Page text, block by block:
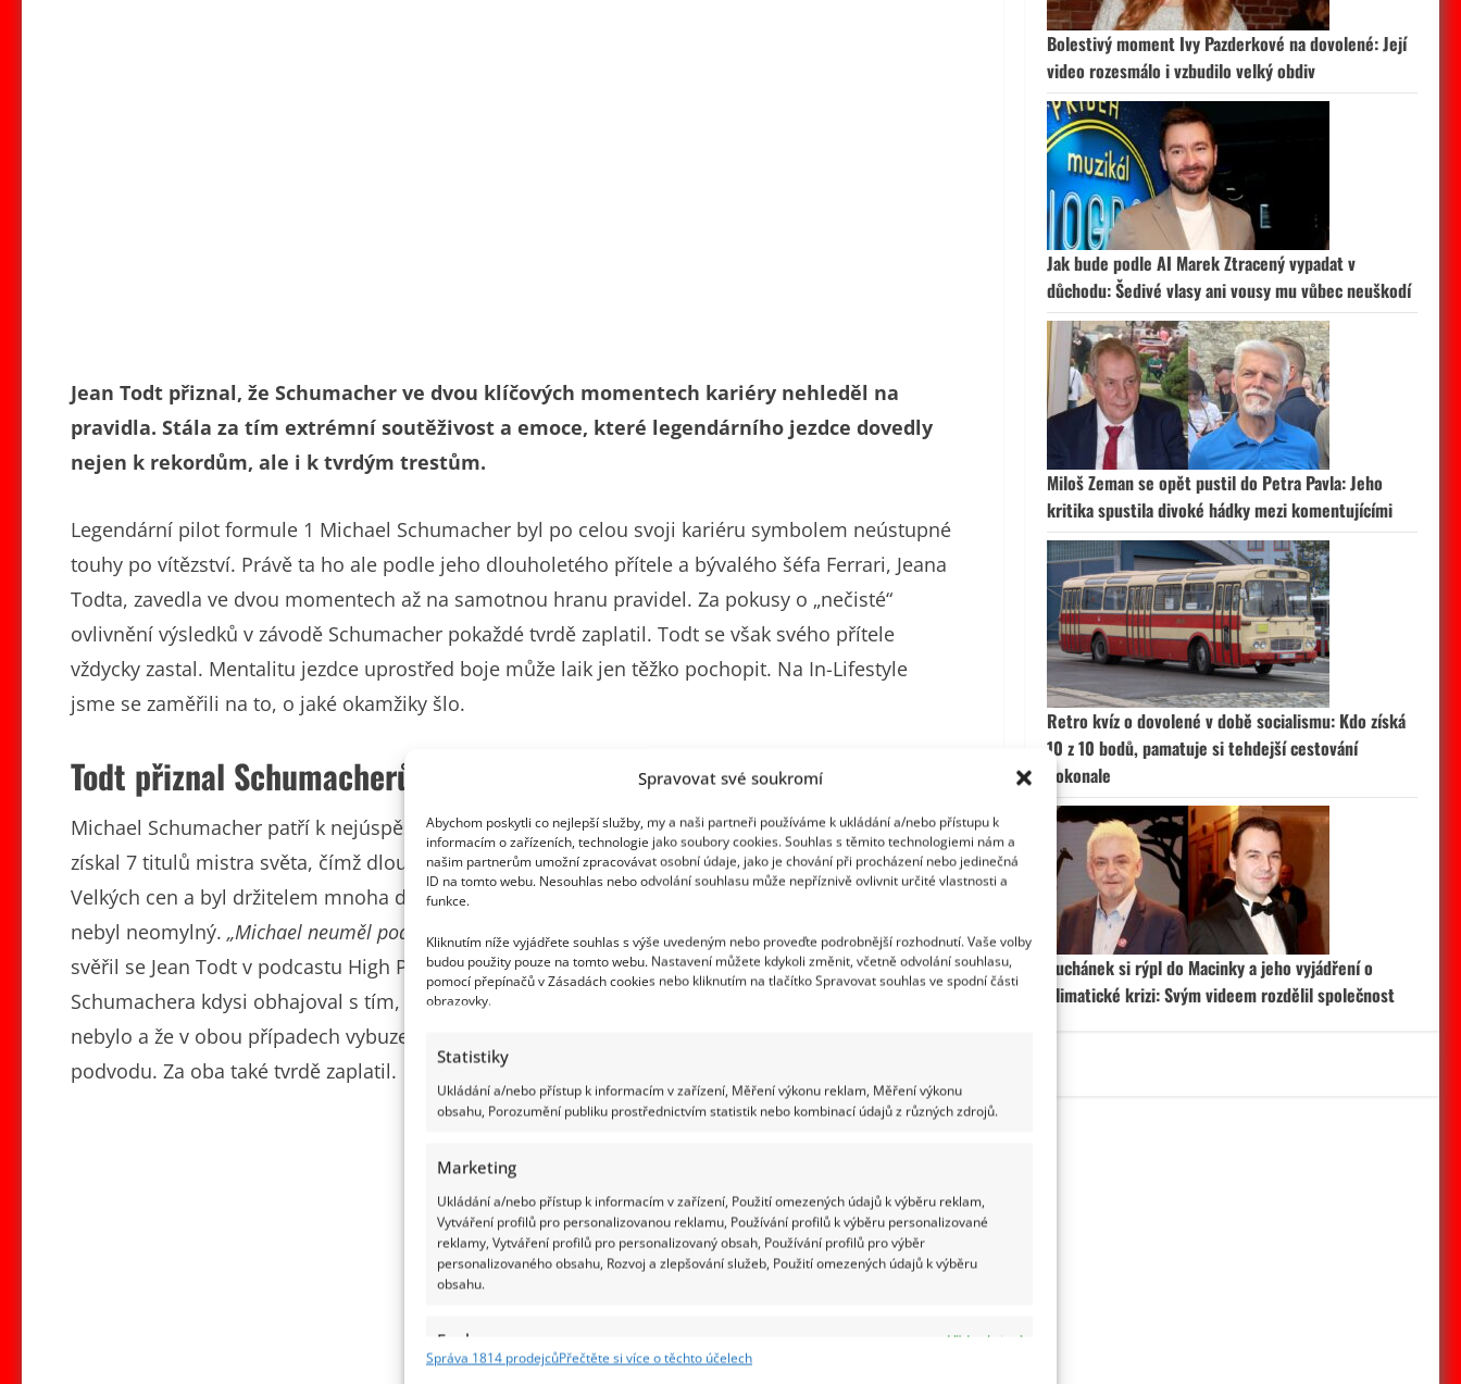
Spravovat své soukromí
Abychom poskytli co nejlepší služby, my a naši partneři používáme k ukládání a/nebo přístupu k
informacím o zařízeních, technologie jako soubory cookies. Souhlas s těmito technologiemi nám a
našim partnerům umožní zpracovávat osobní údaje, jako je chování při procházení nebo jedinečná
ID na tomto webu. Nesouhlas nebo odvolání souhlasu může nepříznivě ovlivnit určité vlastnosti a
funkce.
Kliknutím níže vyjádřete souhlas s výše uvedeným nebo proveďte podrobnější rozhodnutí. Vaše volby
budou použity pouze na tomto webu. Nastavení můžete kdykoli změnit, včetně odvolání souhlasu,
pomocí přepínačů v Zásadách cookies nebo kliknutím na tlačítko Spravovat souhlas ve spodní části
obrazovky.
Statistiky
Ukládání a/nebo přístup k informacím v zařízení, Měření výkonu reklam, Měření výkonu
obsahu, Porozumění publiku prostřednictvím statistik nebo kombinací údajů z různých zdrojů.
Marketing
Ukládání a/nebo přístup k informacím v zařízení, Použití omezených údajů k výběru reklam,
Vytváření profilů pro personalizovanou reklamu, Používání profilů k výběru personalizované
reklamy, Vytváření profilů pro personalizovaný obsah, Používání profilů pro výběr
personalizovaného obsahu, Rozvoj a zlepšování služeb, Použití omezených údajů k výběru
obsahu.
Funkce
Vždy aktivní
Správa 1814 prodejcůPřečtěte si více o těchto účelech
Jean Todt přiznal, že Schumacher ve dvou klíčových momentech kariéry nehleděl na
pravidla. Stála za tím extrémní soutěživost a emoce, které legendárního jezdce dovedly
nejen k rekordům, ale i k tvrdým trestům.
Legendární pilot formule 1 Michael Schumacher byl po celou svoji kariéru symbolem neústupné
touhy po vítězství. Právě ta ho ale podle jeho dlouholetého přítele a bývalého šéfa Ferrari, Jeana
Todta, zavedla ve dvou momentech až na samotnou hranu pravidel. Za pokusy o „nečisté“
ovlivnění výsledků v závodě Schumacher pokaždé tvrdě zaplatil. Todt se však svého přítele
vždycky zastal. Mentalitu jezdce uprostřed boje může laik jen těžko pochopit. Na In-Lifestyle
jsme se zaměřili na to, o jaké okamžiky šlo.
Todt přiznal Schumacherův úmysl
Michael Schumacher patří k nejúspěšnějším jezdcům v historii Formule 1. Během své kariéry
získal 7 titulů mistra světa, čímž dlouho držel rekord v počtu šampionátů, vyhrál celkem 91
Velkých cen a byl držitelem mnoha dalších rekordů. Stal se zkrátka legendou, nicméně ani on
nebyl neomylný. „Michael neuměl podvádět. Pokud vím, udělal to dvakrát, ale udělal to špatně,“
svěřil se Jean Todt v podcastu High Performance, kde otevřeně zavzpomínal na dvě situace, kdy
Schumachera kdysi obhajoval s tím, že nešlo o úmyslné jednání. Až nyní přiznal, že tomu tak
nebylo a že v obou případech vybuzené emoce u Schumachera způsobily, že se dopustil
podvodu. Za oba také tvrdě zaplatil.
Bolestivý moment Ivy Pazderkové na dovolené: Její
video rozesmálo i vzbudilo velký obdiv
Jak bude podle AI Marek Ztracený vypadat v
důchodu: Šedivé vlasy ani vousy mu vůbec neuškodí
Miloš Zeman se opět pustil do Petra Pavla: Jeho
kritika spustila divoké hádky mezi komentujícími
Retro kvíz o dovolené v době socialismu: Kdo získá
10 z 10 bodů, pamatuje si tehdejší cestování
dokonale
Suchánek si rýpl do Macinky a jeho vyjádření o
klimatické krizi: Svým videem rozdělil společnost